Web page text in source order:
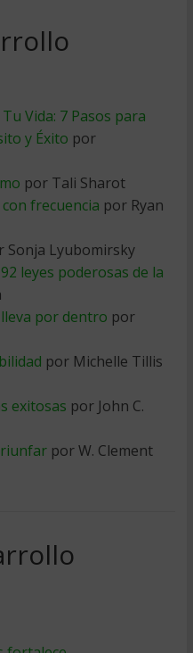
Vida: 7 Pasos para
y Éxito por
por Tali Sharot
frecuencia por Ryan
Sonja Lyubomirsky
leyes poderosas de la
por dentro por
por Michelle Tillis
exitosas por John C.
por W. Clement